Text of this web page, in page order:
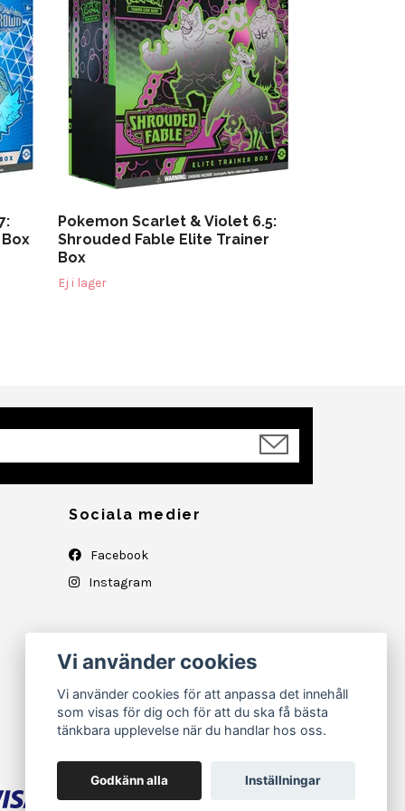
Pokemon Scarlet & Violet 6.5:
Shrouded Fable Elite Trainer
Box
Ej i lager
Sociala medier
Facebook
Instagram
Vi använder cookies
Vi använder cookies för att anpassa det innehåll
som visas för dig och för att du ska få bästa
tänkbara upplevelse när du handlar hos oss.
Godkänn alla Inställningar